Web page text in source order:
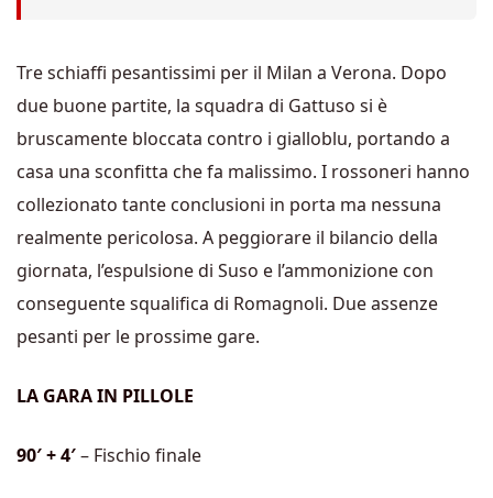
Tre schiaffi pesantissimi per il Milan a Verona. Dopo
due buone partite, la squadra di Gattuso si è
bruscamente bloccata contro i gialloblu, portando a
casa una sconfitta che fa malissimo. I rossoneri hanno
collezionato tante conclusioni in porta ma nessuna
realmente pericolosa. A peggiorare il bilancio della
giornata, l’espulsione di Suso e l’ammonizione con
conseguente squalifica di Romagnoli. Due assenze
pesanti per le prossime gare.
LA GARA IN PILLOLE
90′ + 4′– Fischio finale